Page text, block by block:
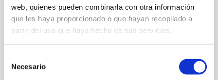
web, quienes pueden combinarla con otra información
que les haya proporcionado o que hayan recopilado a
partir del uso que haya hecho de sus servicios.
Necesario
Agricultura sostenible